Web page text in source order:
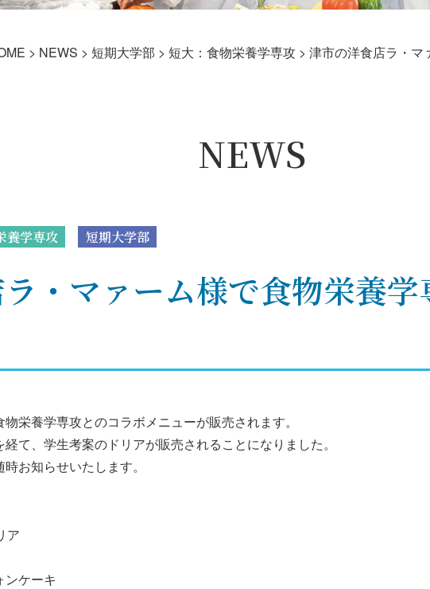
> NEWS > 短期大学部 > 短大：食物栄養学専攻 > 津市の洋食店ラ・マ
NEWS
養学専攻 短期大学部
・マァーム様で食物栄養
栄養学専攻とのコラボメニューが販売されます。
て、学生考案のドリアが販売されることになりました。
お知らせいたします。
ア
ーキ